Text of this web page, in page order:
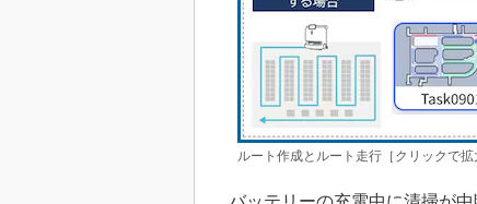
ルート作成とルート走行［クリックで